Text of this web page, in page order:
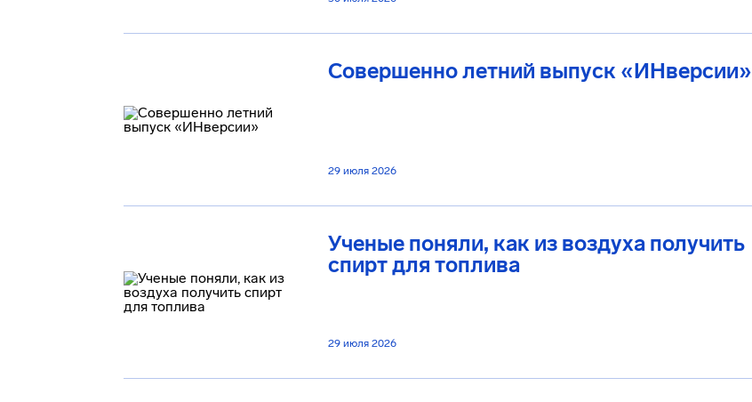
Совершенно летний выпуск «ИНверсии»
29 июля 2026
Ученые поняли, как из воздуха получить
спирт для топлива
29 июля 2026